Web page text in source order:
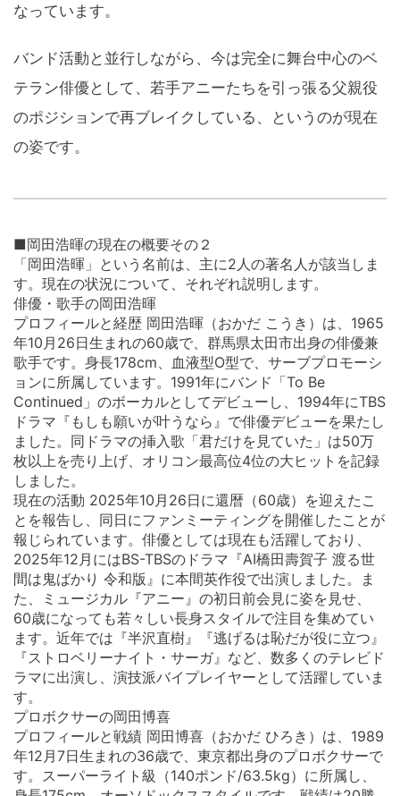
なっています。
バンド活動と並行しながら、今は完全に舞台中心のベ
テラン俳優として、若手アニーたちを引っ張る父親役
のポジションで再ブレイクしている、というのが現在
の姿です。
■岡田浩暉の現在の概要その２
「岡田浩暉」という名前は、主に2人の著名人が該当しま
す。現在の状況について、それぞれ説明します。
俳優・歌手の岡田浩暉
プロフィールと経歴 岡田浩暉（おかだ こうき）は、1965
年10月26日生まれの60歳で、群馬県太田市出身の俳優兼
歌手です。身長178cm、血液型O型で、サーブプロモーシ
ョンに所属しています。1991年にバンド「To Be
Continued」のボーカルとしてデビューし、1994年にTBS
ドラマ『もしも願いが叶うなら』で俳優デビューを果たし
ました。同ドラマの挿入歌「君だけを見ていた」は50万
枚以上を売り上げ、オリコン最高位4位の大ヒットを記録
しました。
現在の活動 2025年10月26日に還暦（60歳）を迎えたこ
とを報告し、同日にファンミーティングを開催したことが
報じられています。俳優としては現在も活躍しており、
2025年12月にはBS-TBSのドラマ『AI橋田壽賀子 渡る世
間は鬼ばかり 令和版』に本間英作役で出演しました。ま
た、ミュージカル『アニー』の初日前会見に姿を見せ、
60歳になっても若々しい長身スタイルで注目を集めてい
ます。近年では『半沢直樹』『逃げるは恥だが役に立つ』
『ストロベリーナイト・サーガ』など、数多くのテレビド
ラマに出演し、演技派バイプレイヤーとして活躍していま
す。
プロボクサーの岡田博喜
プロフィールと戦績 岡田博喜（おかだ ひろき）は、1989
年12月7日生まれの36歳で、東京都出身のプロボクサーで
す。スーパーライト級（140ポンド/63.5kg）に所属し、